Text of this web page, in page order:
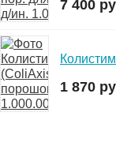
7 400
1 870